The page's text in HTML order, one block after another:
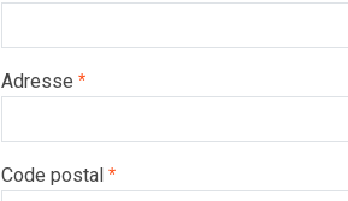
Adresse *
Code postal *